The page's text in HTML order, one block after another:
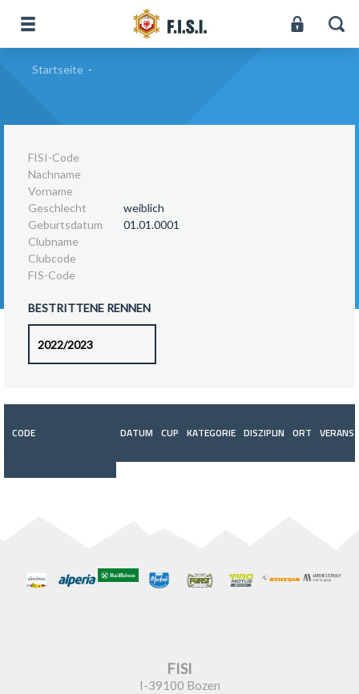
Startseite -
FISI-Code
Nachname
Vorname
Geschlecht
weiblich
Geburtsdatum
01.01.0001
Clubname
Clubcode
FIS-Code
BESTRITTENE RENNEN
CODE DATUM CUP KATEGORIE DISZIPLIN ORT
FISI
I-39100 Bozen